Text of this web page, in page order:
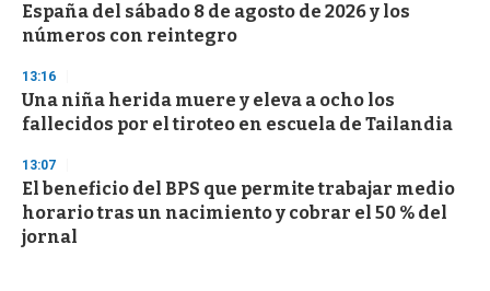
España del sábado 8 de agosto de 2026 y los
números con reintegro
13:16
Una niña herida muere y eleva a ocho los
fallecidos por el tiroteo en escuela de Tailandia
13:07
El beneficio del BPS que permite trabajar medio
horario tras un nacimiento y cobrar el 50 % del
jornal